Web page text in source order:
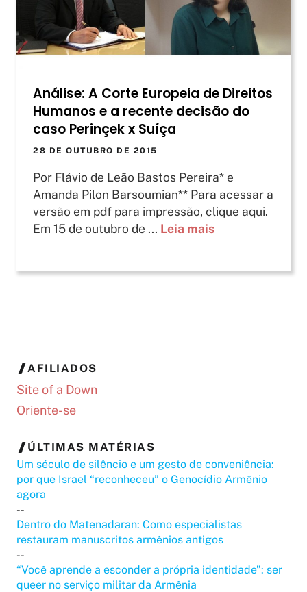
Análise: A Corte Europeia de Direitos
Humanos e a recente decisão do
caso Perinçek x Suíça
28 DE OUTUBRO DE 2015
Por Flávio de Leão Bastos Pereira* e
Amanda Pilon Barsoumian** Para acessar a
versão em pdf para impressão, clique aqui.
Em 15 de outubro de ... Leia mais
AFILIADOS
Site of a Down
Oriente-se
ÚLTIMAS MATÉRIAS
Um século de silêncio e um gesto de conveniência:
por que Israel “reconheceu” o Genocídio Armênio
agora
--
Dentro do Matenadaran: Como especialistas
restauram manuscritos armênios antigos
--
“Você aprende a esconder a própria identidade”: ser
queer no serviço militar da Armênia